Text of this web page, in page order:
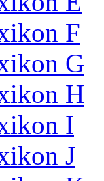
F
G
H
I
J